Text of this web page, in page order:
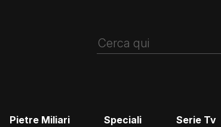
Pietre Miliari Speciali Serie Tv